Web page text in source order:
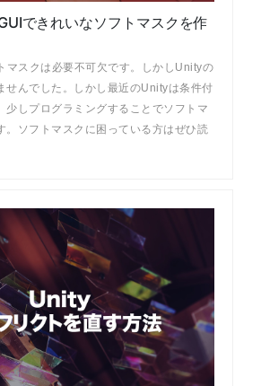
できれいなソフトマスクを作
マスクは必要不可欠です。しかしUnityの
せんでした。しかし最近のUnityは条件付
少しプログラミングすることでソフトマ
。ソフトマスクに困っている方はぜひ読